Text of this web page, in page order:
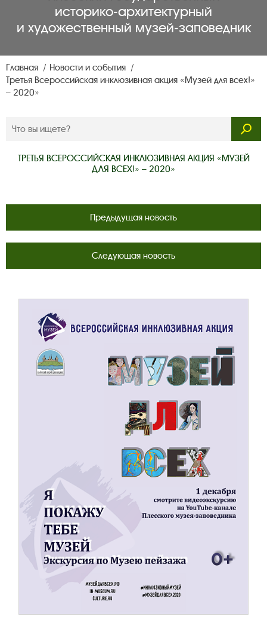
историко‑архитектурный
и художественный музей‑заповедник
Главная
Новости и события
Третья Всероссийская инклюзивная акция «Музей для всех!»
– 2020»
ТРЕТЬЯ ВСЕРОССИЙСКАЯ ИНКЛЮЗИВНАЯ АКЦИЯ «МУЗЕЙ
ДЛЯ ВСЕХ!» – 2020»
Предыдущая новость
Следующая новость